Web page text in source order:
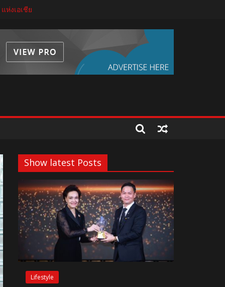
ห่งเอเชีย
ยีขั้นสูง
เจ้าอยู่หัว 28 กรกฎาคม 2569
Show latest Posts
Lifestyle